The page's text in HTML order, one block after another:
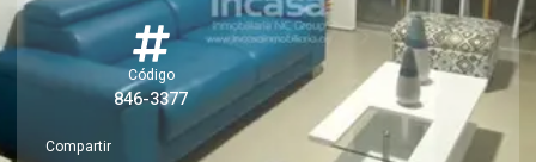
Código
846-3377
Compartir